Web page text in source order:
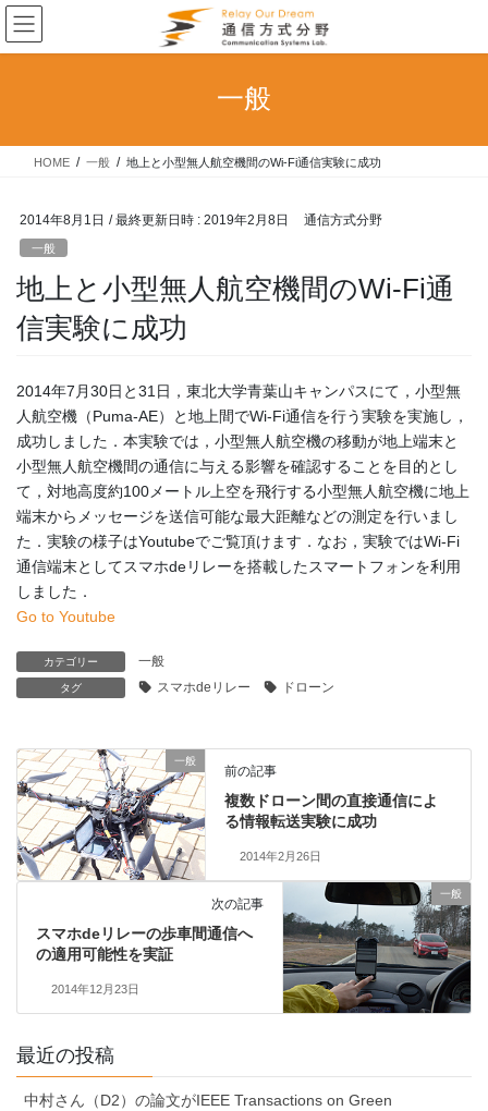
コ
ン
テ
ス
ナ
ビ
ゲ
ン
一般
HOME 一般 地上と小型無人航空機間のWi-Fi通信実験に成功
2014年8月1日 / 最終更新日時 : 2019年2月8日 通信方式分野
一般
地上と小型無人航空機間のWi-Fi通
信実験に成功
2014年7月30日と31日，東北大学青葉山キャンパスにて，小型無
人航空機（Puma-AE）と地上間でWi-Fi通信を行う実験を実施し，
成功しました．本実験では，小型無人航空機の移動が地上端末と
小型無人航空機間の通信に与える影響を確認することを目的とし
て，対地高度約100メートル上空を飛行する小型無人航空機に地上
端末からメッセージを送信可能な最大距離などの測定を行いまし
た．実験の様子はYoutubeでご覧頂けます．なお，実験ではWi-Fi
通信端末としてスマホdeリレーを搭載したスマートフォンを利用
しました．
Go to Youtube
カテゴリー 一般
タグ スマホdeリレー ドローン
一般
前の記事
複数ドローン間の直接通信によ
る情報転送実験に成功
2014年2月26日
一般
次の記事
スマホdeリレーの歩車間通信へ
の適用可能性を実証
2014年12月23日
最近の投稿
中村さん（D2）の論文がIEEE Transactions on Green